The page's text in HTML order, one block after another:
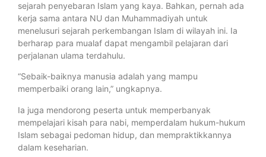
sejarah penyebaran Islam yang kaya. Bahkan, pernah ada
kerja sama antara NU dan Muhammadiyah untuk
menelusuri sejarah perkembangan Islam di wilayah ini. Ia
berharap para mualaf dapat mengambil pelajaran dari
perjalanan ulama terdahulu.
“Sebaik-baiknya manusia adalah yang mampu
memperbaiki orang lain,” ungkapnya.
Ia juga mendorong peserta untuk memperbanyak
mempelajari kisah para nabi, memperdalam hukum-hukum
Islam sebagai pedoman hidup, dan mempraktikkannya
dalam keseharian.